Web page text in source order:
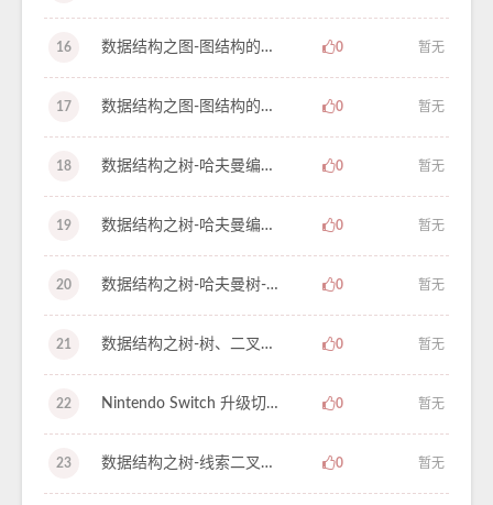
16 数据结构之图-图结构的简介和引入（下）-学习笔记-63 0 暂无
17 数据结构之图-图结构的简介和引入（上）-学习笔记-62 0 暂无
18 数据结构之树-哈夫曼编码-学习笔记-61 0 暂无
19 数据结构之树-哈夫曼编码-学习笔记-60 0 暂无
20 数据结构之树-哈夫曼树-学习笔记-59 0 暂无
21 数据结构之树-树、二叉树、森林的相互转换-学习笔记-58 0 暂无
22 Nintendo Switch 升级切换 microSD/TF 内存卡 保留游戏数据及存档 0 暂无
23 数据结构之树-线索二叉树（二）-学习笔记-57 0 暂无